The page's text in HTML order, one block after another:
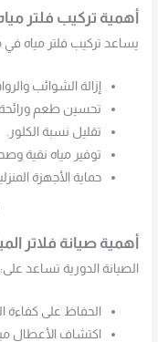
أهمية تركيب فلتر
يساعد تركيب فلتر مياه في
إزالة الشوائب
تحسين طعم ورائحة
تقليل نسبة الكلور.
توفير مياه نقية
حماية الأجهزة
أهمية صيانة فلاتر
الصيانة الدورية تساعد على:
الحفاظ على كفاءة
اكتشاف الأعطال